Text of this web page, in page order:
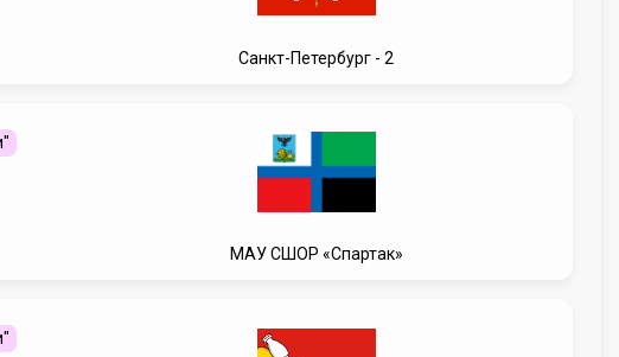
Санкт-Петербург - 2
МАУ СШОР «Спартак»